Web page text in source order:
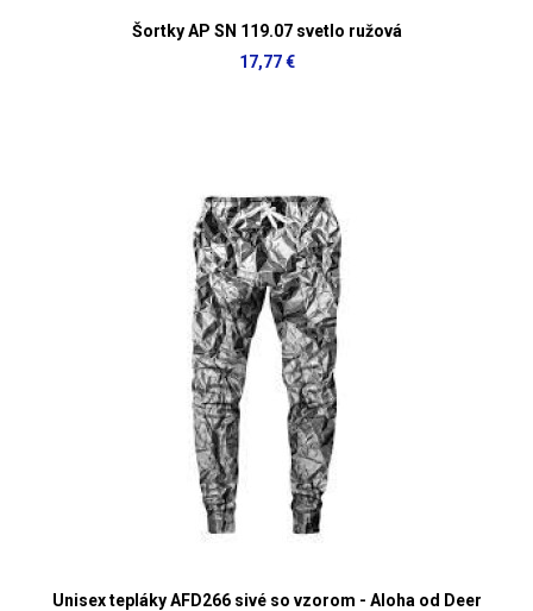
Šortky AP SN 119.07 svetlo ružová
17,77 €
Unisex tepláky AFD266 sivé so vzorom - Aloha od Deer